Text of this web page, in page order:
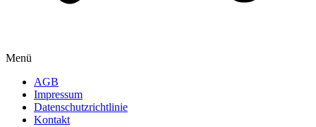
Menü
AGB
Impressum
Datenschutzrichtlinie
Kontakt